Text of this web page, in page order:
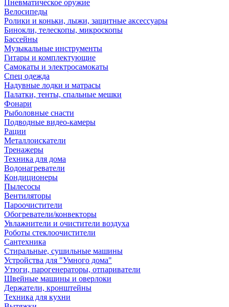
Пневматическое оружие
Велосипеды
Ролики и коньки, лыжи, защитные аксессуары
Бинокли, телескопы, микроскопы
Бассейны
Музыкальные инструменты
Гитары и комплектующие
Самокаты и электросамокаты
Спец одежда
Надувные лодки и матрасы
Палатки, тенты, спальные мешки
Фонари
Рыболовные снасти
Подводные видео-камеры
Рации
Металлоискатели
Тренажеры
Техника для дома
Водонагреватели
Кондиционеры
Пылесосы
Вентиляторы
Пароочистители
Обогреватели/конвекторы
Увлажнители и очистители воздуха
Роботы стеклоочистители
Сантехника
Стиральные, сушильные машины
Устройства для "Умного дома"
Утюги, парогенераторы, отпариватели
Швейные машины и оверлоки
Держатели, кронштейны
Техника для кухни